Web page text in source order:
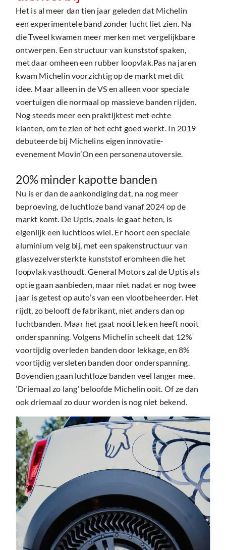
Het is al meer dan tien jaar geleden dat Michelin
een experimentele band zonder lucht liet zien. Na
die Tweel kwamen meer merken met vergelijkbare
ontwerpen. Een structuur van kunststof spaken,
met daar omheen een rubber loopvlak.Pas na jaren
kwam Michelin voorzichtig op de markt met dit
idee. Maar alleen in de VS en alleen voor speciale
voertuigen die normaal op massieve banden rijden.
Nog steeds meer een praktijktest met echte
klanten, om te zien of het echt goed werkt. In 2019
debuteerde bij Michelins eigen innovatie-
evenement Movin’On een personenautoversie.
20% minder kapotte banden
Nu is er dan de aankondiging dat, na nog meer
beproeving, de luchtloze band vanaf 2024 op de
markt komt. De Uptis, zoals-ie gaat heten, is
eigenlijk een luchtloos wiel. Er hoort een speciale
aluminium velg bij, met een spakenstructuur van
glasvezelversterkte kunststof eromheen die het
loopvlak vasthoudt. General Motors zal de Uptis als
optie gaan aanbieden, maar niet nadat er nog twee
jaar is getest op auto’s van een vlootbeheerder. Het
rijdt, zo belooft de fabrikant, niet anders dan op
luchtbanden. Maar het gaat nooit lek en heeft nooit
onderspanning. Volgens Michelin scheelt dat 12%
voortijdig overleden banden door lekkage, en 8%
voortijdig versleten banden door onderspanning.
Bovendien gaan luchtloze banden veel langer mee.
‘Driemaal zo lang’ beloofde Michelin ooit. Of ze dan
ook driemaal zo duur worden is nog niet bekend.